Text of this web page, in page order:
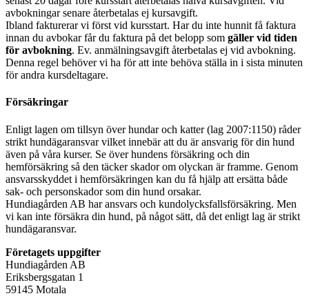
avbokningar senare återbetalas ej kursavgift.
Ibland fakturerar vi först vid kursstart. Har du inte hunnit få faktura
innan du avbokar får du faktura på det belopp som gäller vid tiden
för avbokning. Ev. anmälningsavgift återbetalas ej vid avbokning.
Denna regel behöver vi ha för att inte behöva ställa in i sista minuten
för andra kursdeltagare.
Försäkringar
Enligt lagen om tillsyn över hundar och katter (lag 2007:1150) råder
strikt hundägaransvar vilket innebär att du är ansvarig för din hund
även på våra kurser. Se över hundens försäkring och din
hemförsäkring så den täcker skador om olyckan är framme. Genom
ansvarsskyddet i hemförsäkringen kan du få hjälp att ersätta både
sak- och personskador som din hund orsakar.
Hundiagården AB har ansvars och kundolycksfallsförsäkring. Men
vi kan inte försäkra din hund, på något sätt, då det enligt lag är strikt
hundägaransvar.
Företagets uppgifter
Hundiagården AB
Eriksbergsgatan 1
59145 Motala